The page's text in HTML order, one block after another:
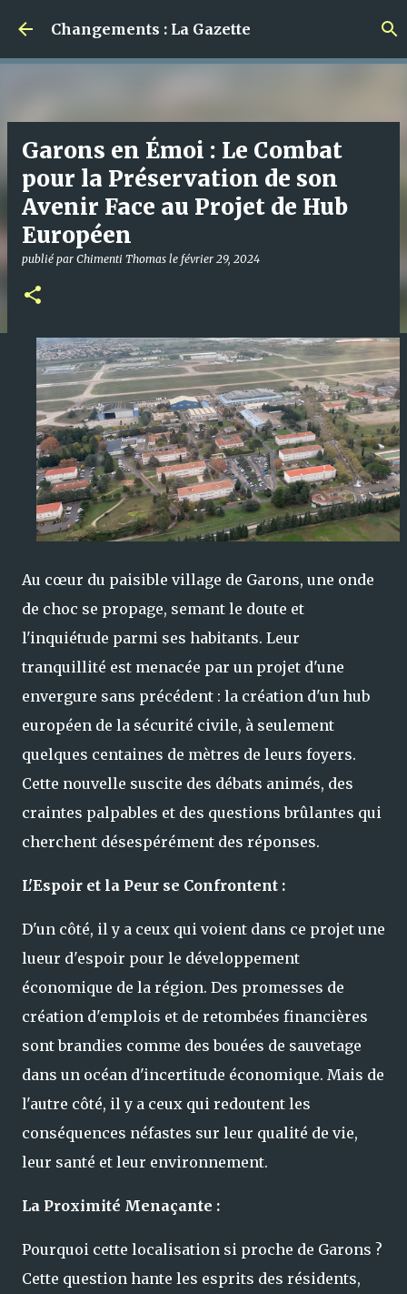
Accéder au contenu principal
Changements : La Gazette
Garons en Émoi : Le Combat
pour la Préservation de son
Avenir Face au Projet de Hub
Européen
publié par Chimenti Thomas le février 29, 2024
Au cœur du paisible village de Garons, une onde
de choc se propage, semant le doute et
l'inquiétude parmi ses habitants. Leur
tranquillité est menacée par un projet d'une
envergure sans précédent : la création d'un hub
européen de la sécurité civile, à seulement
quelques centaines de mètres de leurs foyers.
Cette nouvelle suscite des débats animés, des
craintes palpables et des questions brûlantes qui
cherchent désespérément des réponses.
L'Espoir et la Peur se Confrontent :
D'un côté, il y a ceux qui voient dans ce projet une
lueur d'espoir pour le développement
économique de la région. Des promesses de
création d'emplois et de retombées financières
sont brandies comme des bouées de sauvetage
dans un océan d'incertitude économique. Mais de
l'autre côté, il y a ceux qui redoutent les
conséquences néfastes sur leur qualité de vie,
leur santé et leur environnement.
La Proximité Menaçante :
Pourquoi cette localisation si proche de Garons ?
Cette question hante les esprits des résidents,